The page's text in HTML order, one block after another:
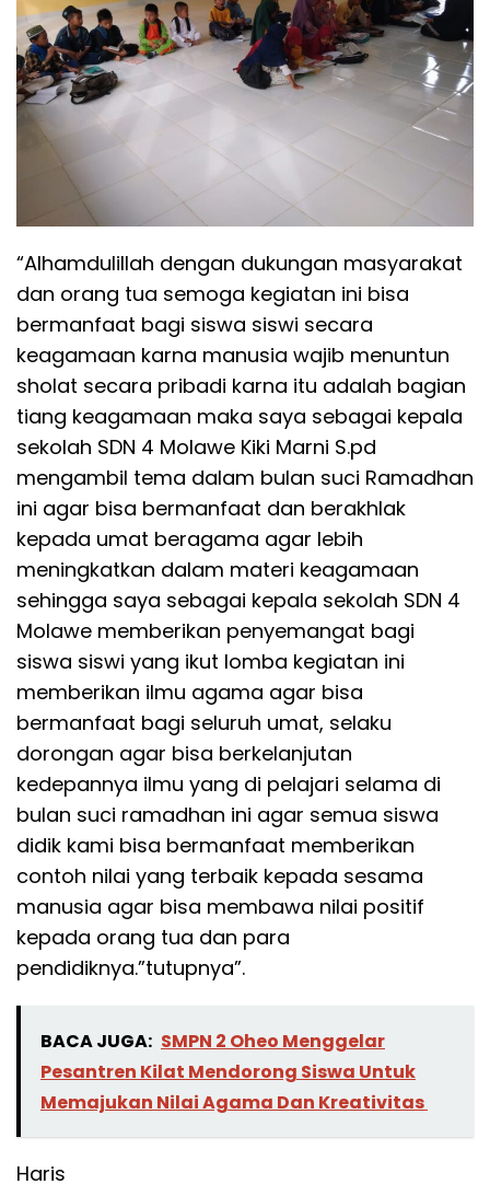
“Alhamdulillah dengan dukungan masyarakat
dan orang tua semoga kegiatan ini bisa
bermanfaat bagi siswa siswi secara
keagamaan karna manusia wajib menuntun
sholat secara pribadi karna itu adalah bagian
tiang keagamaan maka saya sebagai kepala
sekolah SDN 4 Molawe Kiki Marni S.pd
mengambil tema dalam bulan suci Ramadhan
ini agar bisa bermanfaat dan berakhlak
kepada umat beragama agar lebih
meningkatkan dalam materi keagamaan
sehingga saya sebagai kepala sekolah SDN 4
Molawe memberikan penyemangat bagi
siswa siswi yang ikut lomba kegiatan ini
memberikan ilmu agama agar bisa
bermanfaat bagi seluruh umat, selaku
dorongan agar bisa berkelanjutan
kedepannya ilmu yang di pelajari selama di
bulan suci ramadhan ini agar semua siswa
didik kami bisa bermanfaat memberikan
contoh nilai yang terbaik kepada sesama
manusia agar bisa membawa nilai positif
kepada orang tua dan para
pendidiknya.”tutupnya”.
BACA JUGA: SMPN 2 Oheo Menggelar
Pesantren Kilat Mendorong Siswa Untuk
Memajukan Nilai Agama Dan Kreativitas
Haris